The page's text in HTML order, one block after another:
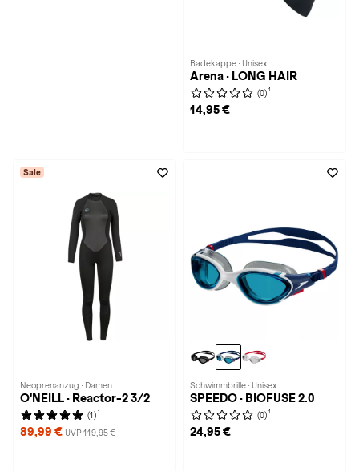
Badekappe · Unisex
Arena · LONG HAIR
(0) 1
14,95 €
Sale
Neoprenanzug · Damen
O'NEILL · Reactor-2 3/2
(1) 1
89,99 € UVP 119,95 €
Schwimmbrille · Unisex
SPEEDO · BIOFUSE 2.0
(0) 1
24,95 €